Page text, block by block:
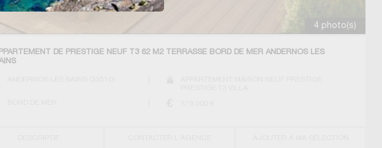
4 photo(s)
DE PRESTIGE NEUF T3 62 M2 TERRASSE BORD DE MER ANDERNOS LES